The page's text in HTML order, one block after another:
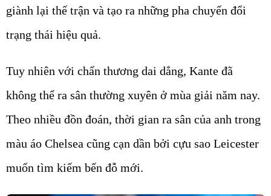
giành lại thế trận và tạo ra những pha chuyển đổi
trạng thái hiệu quả.
Tuy nhiên với chấn thương dai dẳng, Kante đã
không thể ra sân thường xuyên ở mùa giải năm nay.
Theo nhiều đồn đoán, thời gian ra sân của anh trong
màu áo Chelsea cũng cạn dần bởi cựu sao Leicester
muốn tìm kiếm bến đỗ mới.